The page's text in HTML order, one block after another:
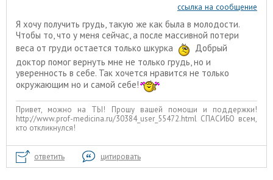
ссылка на сообщение
Я хочу получить грудь, такую же как была в молодости.
Чтобы то, что у меня сейчас, а после массивной потери
веса от груди остается только шкурка
Добрый
доктор помог вернуть мне не только грудь, но и
уверенность в себе. Так хочется нравится не только
окружающим но и самой себе!
Привет, можно на ТЫ! Прошу вашей помощи и поддержки!
http://www.prof-medicina.ru/30384_user_55472.html СПАСИБО всем,
кто откликнулся!
ответить цитировать